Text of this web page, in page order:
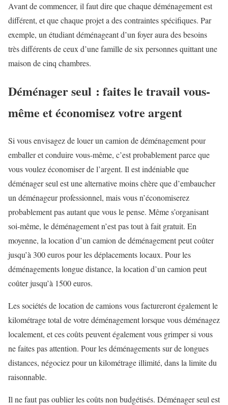
Avant de commencer, il faut dire que chaque déménagement est
différent, et que chaque projet a des contraintes spécifiques. Par
exemple, un étudiant déménageant d’un foyer aura des besoins
très différents de ceux d’une famille de six personnes quittant une
maison de cinq chambres.
Déménager seul : faites le travail vous-
même et économisez votre argent
Si vous envisagez de louer un camion de déménagement pour
emballer et conduire vous-même, c’est probablement parce que
vous voulez économiser de l’argent. Il est indéniable que
déménager seul est une alternative moins chère que d’embaucher
un déménageur professionnel, mais vous n’économiserez
probablement pas autant que vous le pense. Même s’organisant
soi-même, le déménagement n’est pas tout à fait gratuit. En
moyenne, la location d’un camion de déménagement peut coûter
jusqu’à 300 euros pour les déplacements locaux. Pour les
déménagements longue distance, la location d’un camion peut
coûter jusqu’à 1500 euros.
Les sociétés de location de camions vous factureront également le
kilométrage total de votre déménagement lorsque vous déménagez
localement, et ces coûts peuvent également vous grimper si vous
ne faites pas attention. Pour les déménagements sur de longues
distances, négociez pour un kilométrage illimité, dans la limite du
raisonnable.
Il ne faut pas oublier les coûts non budgétisés. Déménager seul est